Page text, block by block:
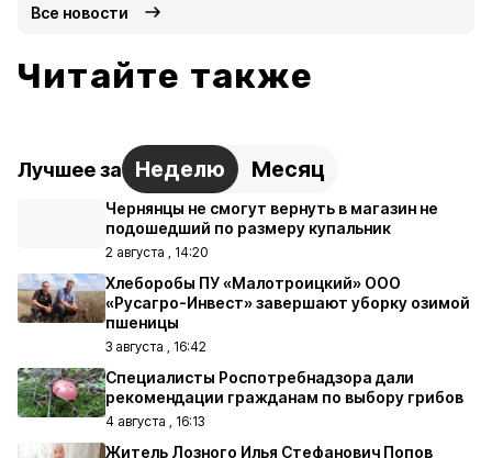
Все новости
Читайте также
Лучшее за Неделю Месяц
Чернянцы не смогут вернуть в магазин не
подошедший по размеру купальник
2 августа , 14:20
Хлеборобы ПУ «Малотроицкий» ООО
«Русагро-Инвест» завершают уборку озимой
пшеницы
3 августа , 16:42
Специалисты Роспотребнадзора дали
рекомендации гражданам по выбору грибов
4 августа , 16:13
Житель Лозного Илья Стефанович Попов